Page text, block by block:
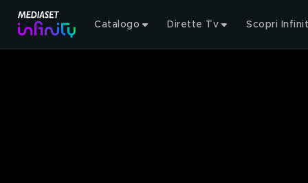
Catalogo Dirette Tv Scopri